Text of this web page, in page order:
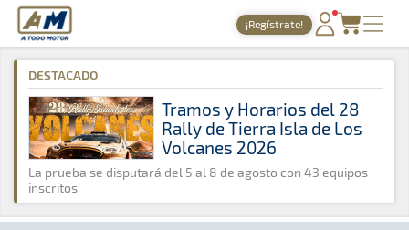
A Todo Motor · Revista del motor desde 1999
¡Regístrate!
PORTADA
TIEMPOS ONLINE
NOTICIAS
AGENDA
GALERÍAS
A Todo Motor » Galerías » 2012 » Las mejores imágenes del
DESTACADO
Tramos y Horarios del 28
Rally de Tierra Isla de Los
Volcanes 2026
La prueba se disputará del 5 al 8 de agosto con 43 equipos
inscritos